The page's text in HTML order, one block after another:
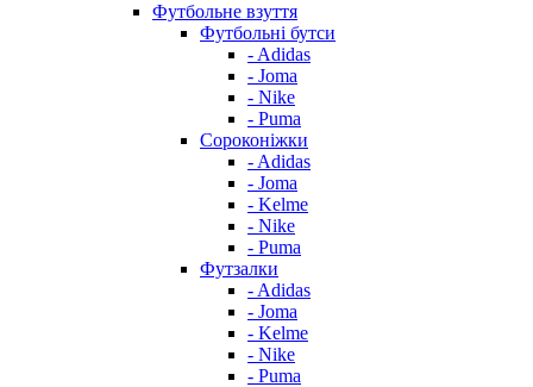
Футбольне взуття
Футбольні бутси
- Adidas
- Joma
- Nike
- Puma
Сороконіжки
- Adidas
- Joma
- Kelme
- Nike
- Puma
Футзалки
- Adidas
- Joma
- Kelme
- Nike
- Puma